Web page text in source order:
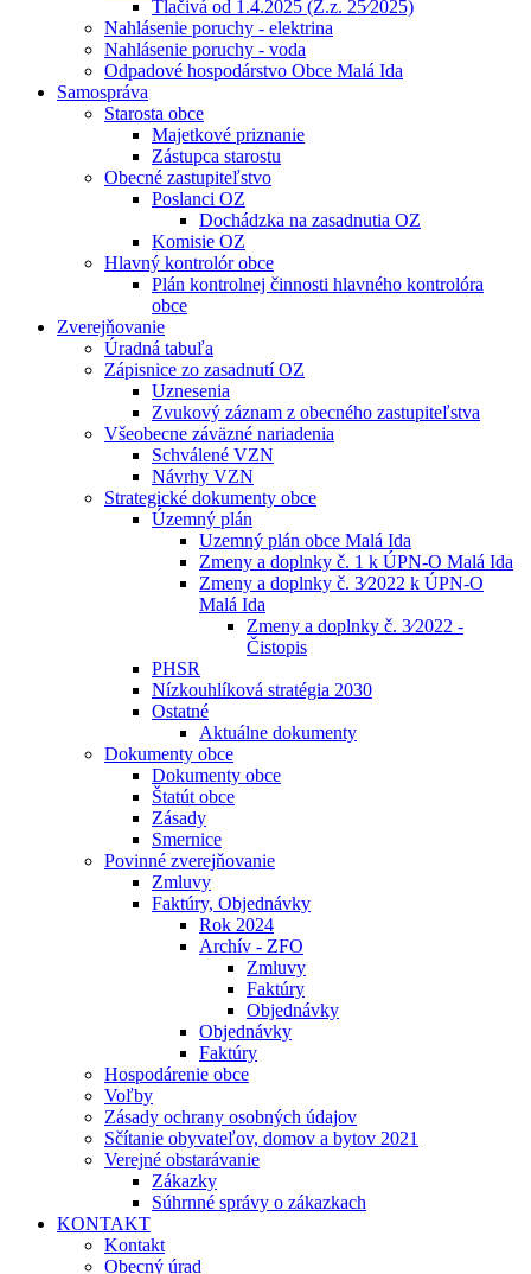
Tlačivá od 1.4.2025 (Z.z. 25⁄2025)
Nahlásenie poruchy - elektrina
Nahlásenie poruchy - voda
Odpadové hospodárstvo Obce Malá Ida
Samospráva
Starosta obce
Majetkové priznanie
Zástupca starostu
Obecné zastupiteľstvo
Poslanci OZ
Dochádzka na zasadnutia OZ
Komisie OZ
Hlavný kontrolór obce
Plán kontrolnej činnosti hlavného kontrolóra
obce
Zverejňovanie
Úradná tabuľa
Zápisnice zo zasadnutí OZ
Uznesenia
Zvukový záznam z obecného zastupiteľstva
Všeobecne záväzné nariadenia
Schválené VZN
Návrhy VZN
Strategické dokumenty obce
Územný plán
Uzemný plán obce Malá Ida
Zmeny a doplnky č. 1 k ÚPN-O Malá Ida
Zmeny a doplnky č. 3⁄2022 k ÚPN-O
Malá Ida
Zmeny a doplnky č. 3⁄2022 -
Čistopis
PHSR
Nízkouhlíková stratégia 2030
Ostatné
Aktuálne dokumenty
Dokumenty obce
Dokumenty obce
Štatút obce
Zásady
Smernice
Povinné zverejňovanie
Zmluvy
Faktúry, Objednávky
Rok 2024
Archív - ZFO
Zmluvy
Faktúry
Objednávky
Objednávky
Faktúry
Hospodárenie obce
Voľby
Zásady ochrany osobných údajov
Sčítanie obyvateľov, domov a bytov 2021
Verejné obstarávanie
Zákazky
Súhrnné správy o zákazkach
KONTAKT
Kontakt
Obecný úrad